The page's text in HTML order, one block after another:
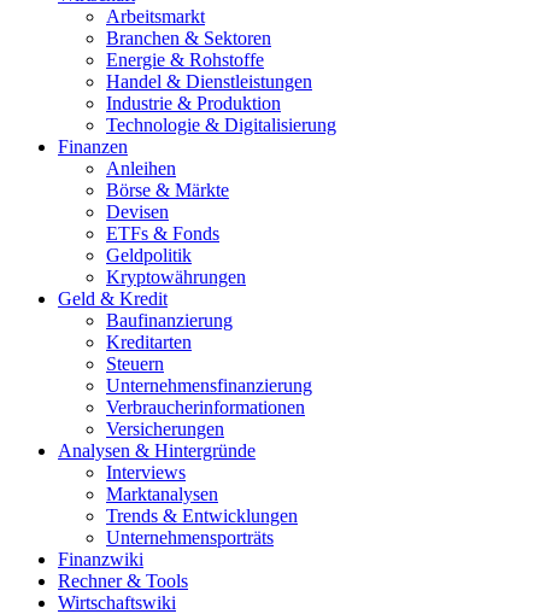
Arbeitsmarkt
Branchen & Sektoren
Energie & Rohstoffe
Handel & Dienstleistungen
Industrie & Produktion
Technologie & Digitalisierung
Finanzen
Anleihen
Börse & Märkte
Devisen
ETFs & Fonds
Geldpolitik
Kryptowährungen
Geld & Kredit
Baufinanzierung
Kreditarten
Steuern
Unternehmensfinanzierung
Verbraucherinformationen
Versicherungen
Analysen & Hintergründe
Interviews
Marktanalysen
Trends & Entwicklungen
Unternehmensporträts
Finanzwiki
Rechner & Tools
Wirtschaftswiki